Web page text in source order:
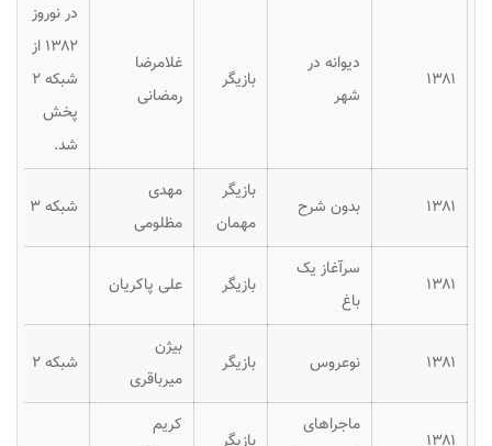
۱۳۸۱
دیوانه در
شهر
بازیگر
غلامرضا
رمضانی
در نوروز
۱۳۸۲ از
شبکه ۲
پخش
شد.
۱۳۸۱ بدون شرح
بازیگر
مهمان
مهدی
مظلومی
شبکه ۳
۱۳۸۱
سرآغاز یک
باغ
بازیگر علی پاکریان
۱۳۸۱ نوعروس بازیگر
بیژن
میرباقری
شبکه ۲
ماجراهای
کریم